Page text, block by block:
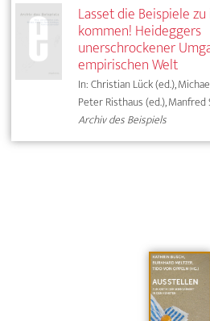
Lasset die Beispiele
kommen! Heideggers
unerschrockener
empirischen Welt
In: Christian Lück (ed.),
Peter Risthaus (ed.), Manfred
Archiv des Beispiels